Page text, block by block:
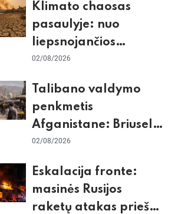
tikrieji taikiniai
Klimato chaosas
pasaulyje: nuo
liepsnojančios
Europos iki
Antarktidos
paradokso
02/08/2026
Talibano valdymo
penkmetis
Afganistane: Briuselio
vizito užkulisiai, gilus
konfliktas su
Pakistanu
02/08/2026
Eskalacija fronte:
masinės Rusijos
raketų atakas prieš